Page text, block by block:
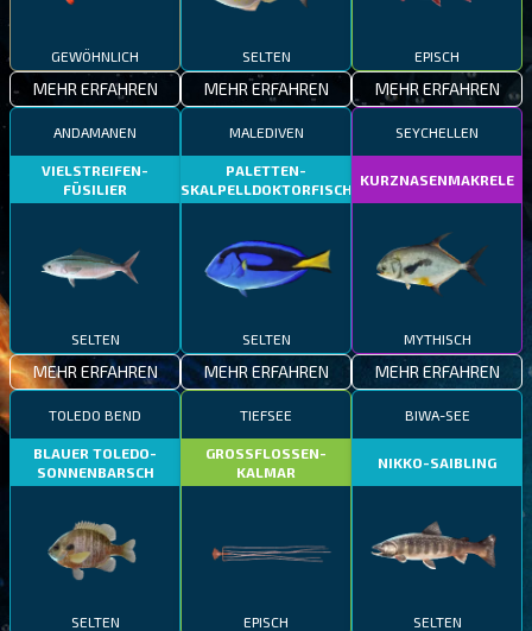
GEWÖHNLICH
MEHR ERFAHREN
SELTEN
MEHR ERFAHREN
EPISCH
MEHR ERFAHREN
ANDAMANEN
VIELSTREIFEN-
FÜSILIER
SELTEN
MEHR ERFAHREN
MALEDIVEN
PALETTEN-
SKALPELLDOKTORFISCH
SELTEN
MEHR ERFAHREN
SEYCHELLEN
KURZNASENMAKRELE
MYTHISCH
MEHR ERFAHREN
TOLEDO BEND
BLAUER TOLEDO-
SONNENBARSCH
SELTEN
TIEFSEE
GROSSFLOSSEN-
KALMAR
EPISCH
BIWA-SEE
NIKKO-SAIBLING
SELTEN